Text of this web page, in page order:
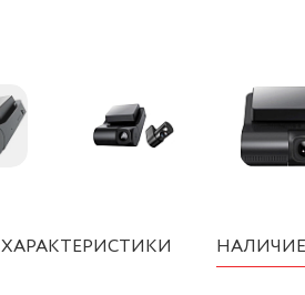
ХАРАКТЕРИСТИКИ НАЛИЧИЕ